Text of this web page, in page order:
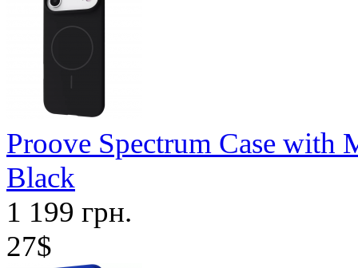
Proove Spectrum Case with
Black
1 199 грн.
27$